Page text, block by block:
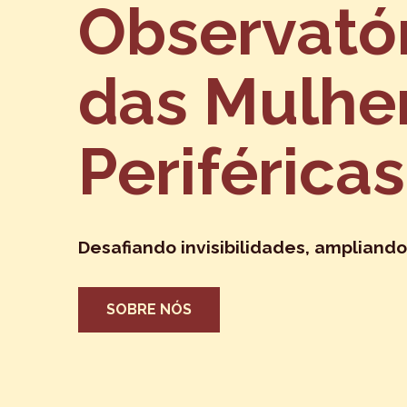
das
Periféricas
Desafiando invisibilidades,
SOBRE NÓS